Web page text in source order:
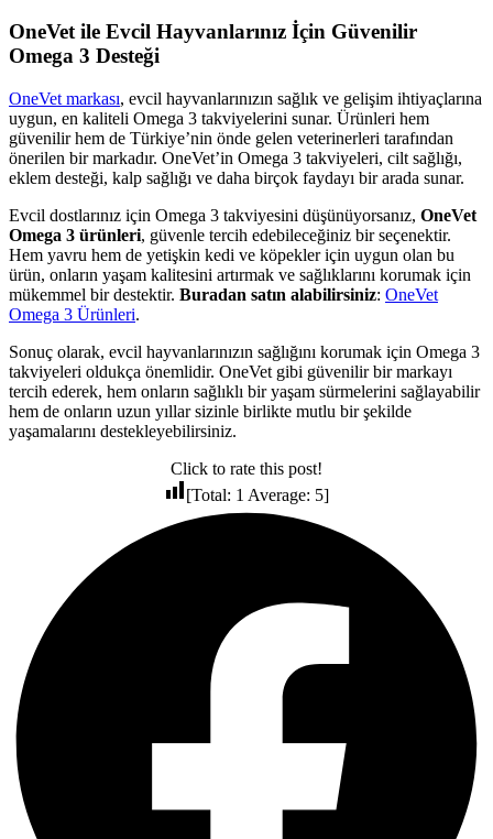
OneVet ile Evcil Hayvanlarınız İçin Güvenilir
Omega 3 Desteği
OneVet markası, evcil hayvanlarınızın sağlık ve gelişim ihtiyaçlarına
uygun, en kaliteli Omega 3 takviyelerini sunar. Ürünleri hem
güvenilir hem de Türkiye’nin önde gelen veterinerleri tarafından
önerilen bir markadır. OneVet’in Omega 3 takviyeleri, cilt sağlığı,
eklem desteği, kalp sağlığı ve daha birçok faydayı bir arada sunar.
Evcil dostlarınız için Omega 3 takviyesini düşünüyorsanız, OneVet
Omega 3 ürünleri, güvenle tercih edebileceğiniz bir seçenektir.
Hem yavru hem de yetişkin kedi ve köpekler için uygun olan bu
ürün, onların yaşam kalitesini artırmak ve sağlıklarını korumak için
mükemmel bir destektir. Buradan satın alabilirsiniz: OneVet
Omega 3 Ürünleri.
Sonuç olarak, evcil hayvanlarınızın sağlığını korumak için Omega 3
takviyeleri oldukça önemlidir. OneVet gibi güvenilir bir markayı
tercih ederek, hem onların sağlıklı bir yaşam sürmelerini sağlayabilir
hem de onların uzun yıllar sizinle birlikte mutlu bir şekilde
yaşamalarını destekleyebilirsiniz.
Click to rate this post!
[Total: 1 Average: 5]